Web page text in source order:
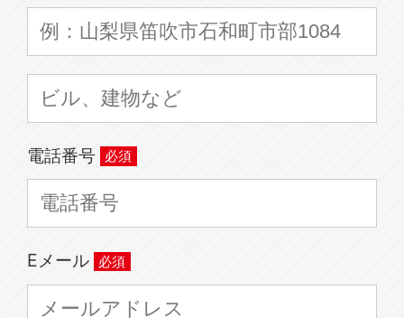
電話番号
Eメール